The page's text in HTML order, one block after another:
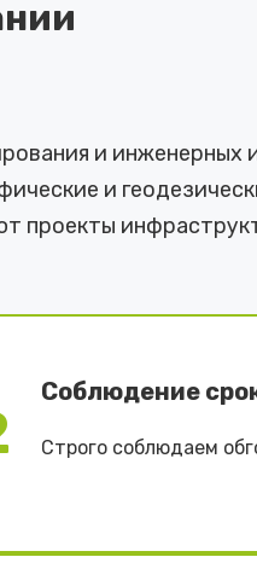
и инженерных
и
проекты
Соблюдение
Строго соблюдаем